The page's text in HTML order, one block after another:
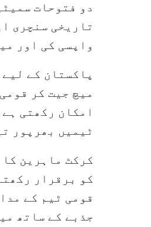
دو فتوحات
تاریخی سنچری
واپسی کی اور میچ 9 وکٹوں سے اپنے نام
پاکستان کے
میچ جیت کر
ٹیمیں بھرپور
کرکٹ ماہرین
کو برقرار
قومی ٹیم کے
جذبے کے ساتھ